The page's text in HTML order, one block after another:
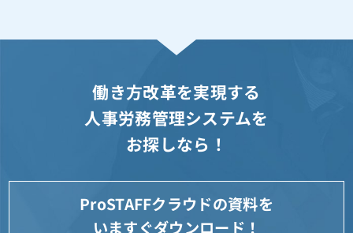
働き方改革を実現する
人事労務管理システムを
お探しなら！
ProSTAFFクラウドの資料を
いますぐダウンロード！